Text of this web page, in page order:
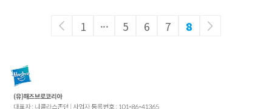
1 ··· 5 6 7 8